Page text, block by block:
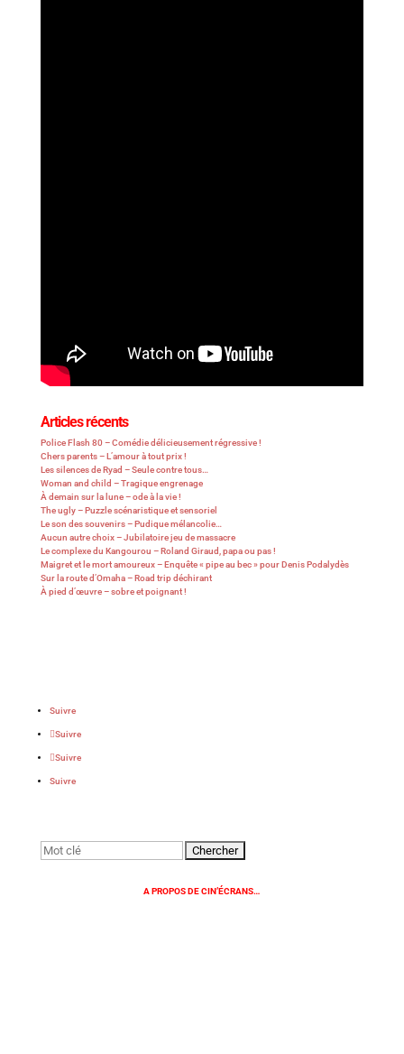
Articles récents
Police Flash 80 – Comédie délicieusement régressive !
Chers parents – L’amour à tout prix !
Les silences de Ryad – Seule contre tous…
Woman and child – Tragique engrenage
À demain sur la lune – ode à la vie !
The ugly – Puzzle scénaristique et sensoriel
Le son des souvenirs – Pudique mélancolie…
Aucun autre choix – Jubilatoire jeu de massacre
Le complexe du Kangourou – Roland Giraud, papa ou pas !
Maigret et le mort amoureux – Enquête « pipe au bec » pour Denis Podalydès
Sur la route d’Omaha – Road trip déchirant
À pied d’œuvre – sobre et poignant !
Suivre
Suivre
Suivre
Suivre
Rechercher:
A PROPOS DE CIN’ÉCRANS…